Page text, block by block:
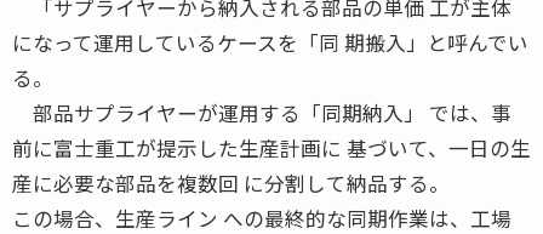
「サプライヤーから納入される部品の単価 工が主体
になって運用しているケースを「同 期搬入」と呼んでい
る。
部品サプライヤーが運用する「同期納入」 では、事
前に富士重工が提示した生産計画に 基づいて、一日の生
産に必要な部品を複数回 に分割して納品する。
この場合、生産ライン への最終的な同期作業は、工場